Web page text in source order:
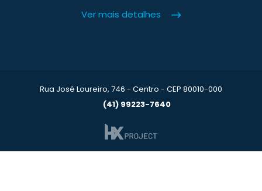
Ver mais detalhes
Rua José Loureiro, 746 - Centro - CEP 80010-000
(41) 99223-7640